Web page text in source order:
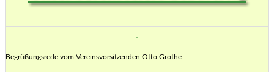
Begrüßungsrede vom Vereinsvorsitzenden Otto Grothe